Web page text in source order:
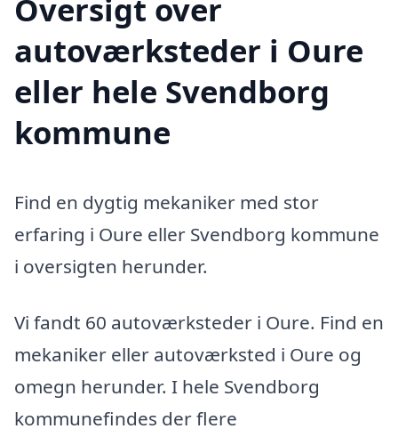
Oversigt over
autoværksteder i Oure
eller hele Svendborg
kommune
Find en dygtig mekaniker med stor
erfaring i Oure eller Svendborg kommune
i oversigten herunder.
Vi fandt 60 autoværksteder i Oure. Find en
mekaniker eller autoværksted i Oure og
omegn herunder. I hele Svendborg
kommunefindes der flere